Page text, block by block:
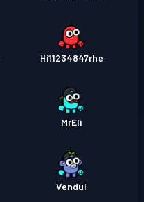
Hi11234847rhe
MrEli
Vendul